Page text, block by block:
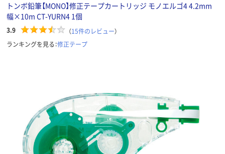
トンボ鉛筆【MONO】修正テープカートリッジ モノエルゴ4 4.2mm
幅×10m CT-YURN4 1個
3.9 （15件のレビュー）
ランキングを見る：修正テープ